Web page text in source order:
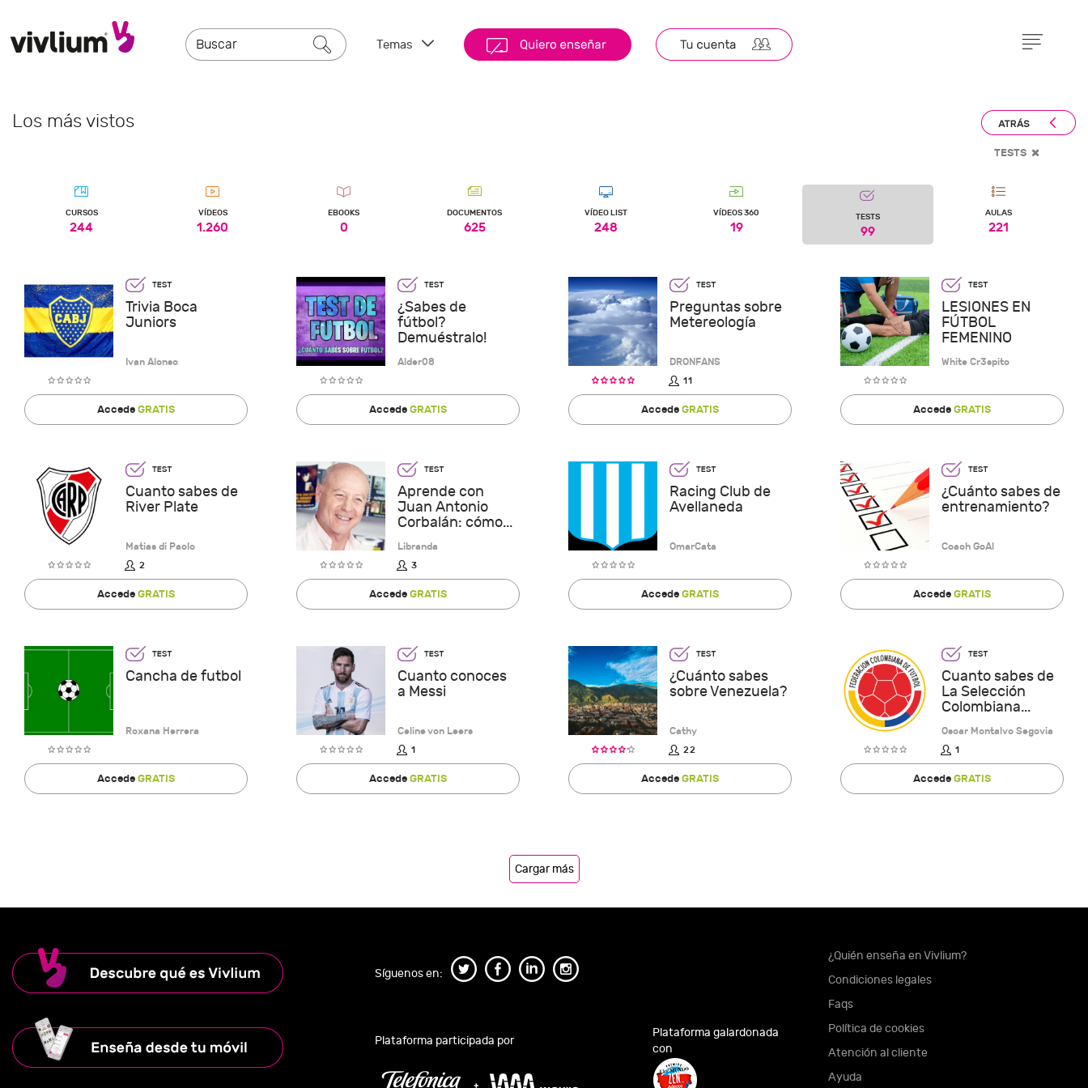
Temas
Los más vistos
TESTS
CURSOS
244
VÍDEOS
1.260
EBOOKS
0
DOCUMENTOS
625
VÍDEO LIST
248
VÍDEOS 360
19
TESTS
99
AULAS
221
Trivia Boca
Juniors
Ivan Alonso
AccedeGRATIS
¿Sabes de
fútbol?
Demuéstralo!
Alder08
AccedeGRATIS
Preguntas sobre
Metereología
DRONFANS
11
AccedeGRATIS
LESIONES EN
FÚTBOL
FEMENINO
White Cr3spito
AccedeGRATIS
Cuanto sabes de
River Plate
Matias di Paolo
2
AccedeGRATIS
Aprende con
Juan Antonio
Corbalán: cómo...
Libranda
3
AccedeGRATIS
Racing Club de
Avellaneda
OmarCata
AccedeGRATIS
¿Cuánto sabes de
entrenamiento?
Coach GoAl
AccedeGRATIS
Cancha de futbol
Roxana Herrera
AccedeGRATIS
Cuanto conoces
a Messi
Celine von Leers
1
AccedeGRATIS
¿Cuánto sabes
sobre Venezuela?
Cathy
22
AccedeGRATIS
Cuanto sabes de
La Selección
Colombiana...
Oscar Montalvo Segovia
1
AccedeGRATIS
Cargar más
Síguenos en:
Plataforma participada por
Plataforma galardonada
con
¿Quién enseña en Vivlium?
Condiciones legales
Faqs
Política de cookies
Atención al cliente
Ayuda